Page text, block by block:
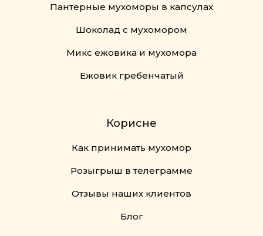
Пантерные мухоморы в капсулах
Шоколад с мухомором
Микс ежовика и мухомора
Ежовик гребенчатый
Корисне
Как принимать мухомор
Розыгрыш в телеграмме
Отзывы наших клиентов
Блог